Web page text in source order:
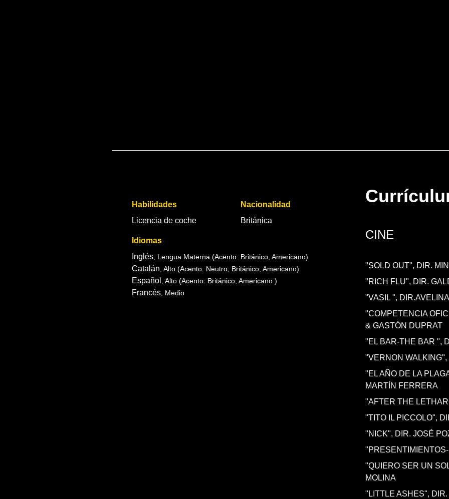
Habilidades
Licencia de coche
Nacionalidad
Británica
Idiomas
Inglés, Lengua Materna (Acento: Británico, Americano)
Catalán, Alto (Acento: Neutro, Británico, Americano)
Español , Alto (Acento: Británico, Americano )
Francés, Medio
CINE
"SOLD OUT", DIR.
"RICH FLU", DIR.
"VASIL ",
"COMPETENCIA
& GASTÓN DUPRAT
"EL BAR-THE BAR ",
"VERNON
"EL AÑO DE LA
MARTÍN FERRERA
"AFTER THE
"TITO IL PICCOLO",
"NICK", DIR. JOSÉ
"QUIERO SER UN
MOLINA
"LITTLE ASHES",